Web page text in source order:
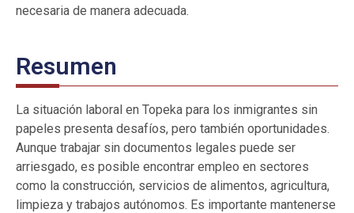
necesaria de manera adecuada.
Resumen
La situación laboral en Topeka para los inmigrantes sin
papeles presenta desafíos, pero también oportunidades.
Aunque trabajar sin documentos legales puede ser
arriesgado, es posible encontrar empleo en sectores
como la construcción, servicios de alimentos, agricultura,
limpieza y trabajos autónomos. Es importante mantenerse